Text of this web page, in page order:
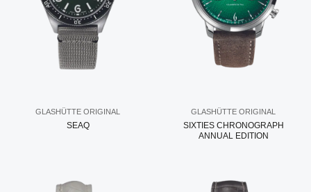
GLASHÜTTE ORIGINAL
SEAQ
GLASHÜTTE ORIGINAL
SIXTIES CHRONOGRAPH
ANNUAL EDITION